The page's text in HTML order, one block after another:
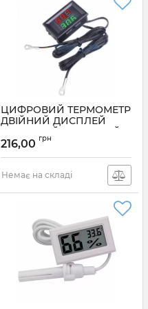
ЦИФРОВИЙ ТЕРМОМЕТР
ДВІЙНИЙ ДИСПЛЕЙ
ЧЕРВОНИЙ + ЗЕЛЕНИЙ
DC В 4-28 -20°С ~ 100°С
Артикул:
Термометр_RedGreen_2NTC
216,00 грн
Немає на складі